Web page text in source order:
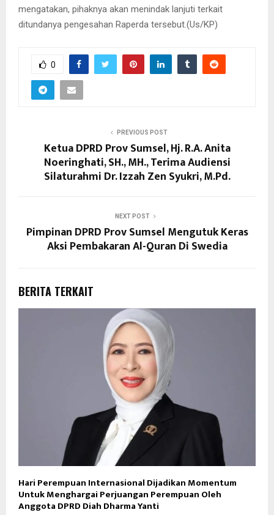
mengatakan, pihaknya akan menindak lanjuti terkait
ditundanya pengesahan Raperda tersebut.(Us/KP)
0
PREVIOUS POST
Ketua DPRD Prov Sumsel, Hj. R.A. Anita
Noeringhati, SH., MH., Terima Audiensi
Silaturahmi Dr. Izzah Zen Syukri, M.Pd.
NEXT POST
Pimpinan DPRD Prov Sumsel Mengutuk Keras
Aksi Pembakaran Al-Quran Di Swedia
BERITA TERKAIT
Hari Perempuan Internasional Dijadikan Momentum
Untuk Menghargai Perjuangan Perempuan Oleh
Anggota DPRD Diah Dharma Yanti